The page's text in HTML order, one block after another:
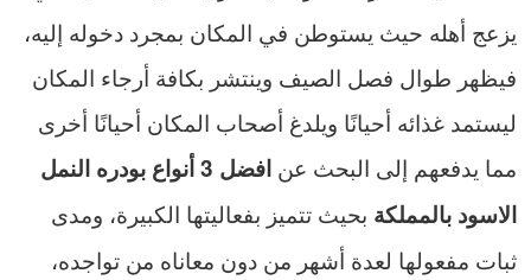
يزعج أهله حيث يستوطن في المكان بمجرد دخوله إليه،
فيظهر طوال فصل الصيف وينتشر بكافة أرجاء المكان
ليستمد غذائه أحيانًا ويلدغ أصحاب المكان أحيانًا أخرى
مما يدفعهم إلى البحث عن
افضل 3 أنواع بودره النمل
الاسود بالمملكة بحيث تتميز بفعاليتها الكبيرة، ومدى
ثبات مفعولها لعدة أشهر من دون معاناه من تواجده،